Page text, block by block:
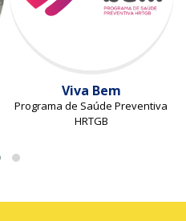
Viva Bem
Programa de Saúde Preventiva
HRTGB